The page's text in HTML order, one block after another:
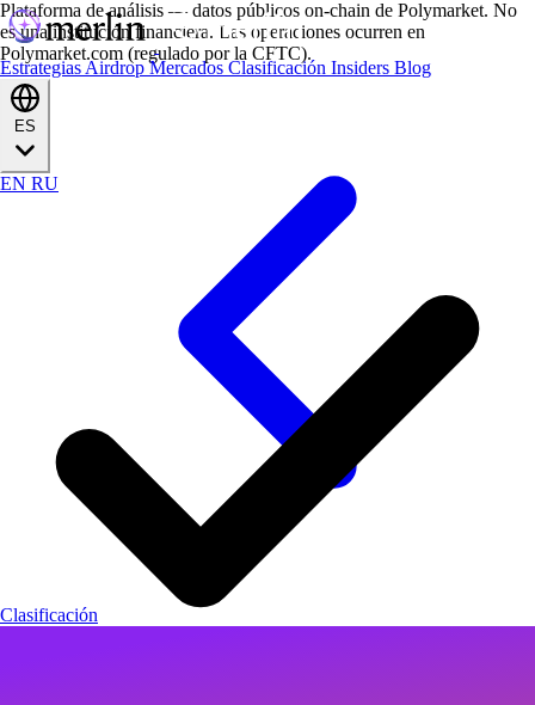
Estrategias AirdropMercados Clasificación Insiders Blog
EN RU
Plataforma de análisis — datos públicos on-chain de Polymarket. No
es una institución financiera. Las operaciones ocurren en
Polymarket.com (regulado por la CFTC).
Clasificación